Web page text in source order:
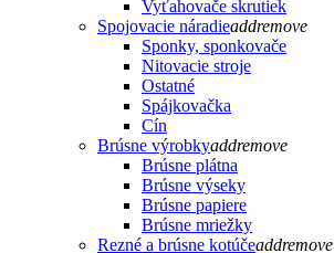
Vyťahovače skrutiek
Spojovacie náradieaddremove
Sponky, sponkovače
Nitovacie stroje
Ostatné
Spájkovačka
Cín
Brúsne výrobkyaddremove
Brúsne plátna
Brúsne výseky
Brúsne papiere
Brúsne mriežky
Rezné a brúsne kotúčeaddremove